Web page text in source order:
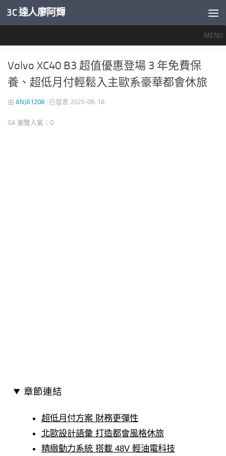
內文下方
3C 達人廖阿輝
MENU
0
Volvo XC40 B3 超值優惠登場 3 年免費保
養、超低月付輕鬆入主歐系豪華都會休旅
由 ANJA1208 · 已發表 2025-08-18
GA 瀏覽人氣：0
章節連結
超低月付方案 財務更彈性
北歐設計語彙 打造都會風格休旅
精緻動力系統 搭載 48V 輕油電科技